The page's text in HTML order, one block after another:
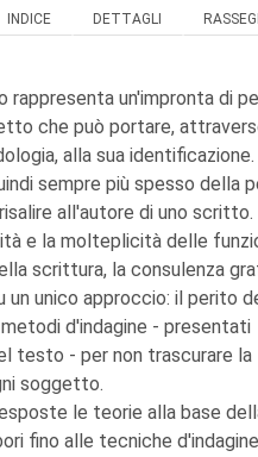
INDICE DETTAGLI
rappresenta un'impronta di
che può portare,
alla sua
sempre più spesso della
all'autore di uno scritto.
e la molteplicità delle
scrittura, la consulenza
un unico approccio: il perito
d'indagine - presentati
testo - per non trascurare la
soggetto.
le teorie alla base
fino alle tecniche